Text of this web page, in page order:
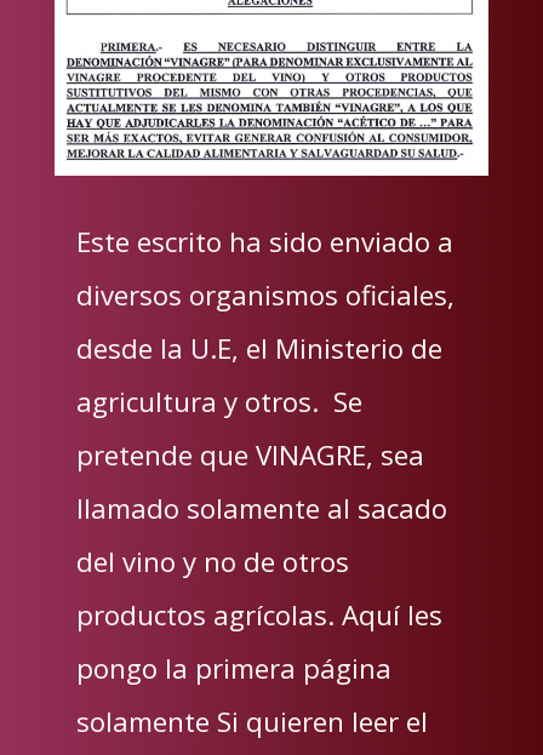
Este escrito ha sido enviado a
diversos organismos oficiales,
desde la U.E, el Ministerio de
agricultura y otros. Se
pretende que VINAGRE, sea
llamado solamente al sacado
del vino y no de otros
productos agrícolas. Aquí les
pongo la primera página
solamente Si quieren leer el